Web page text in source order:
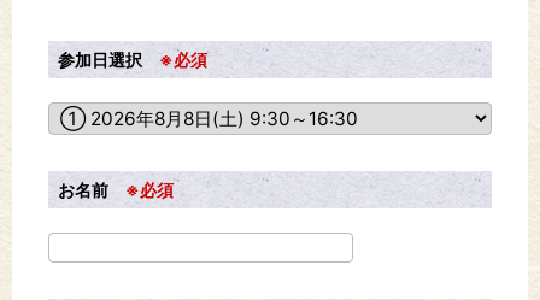
参加日選択 ※必須
お名前 ※必須